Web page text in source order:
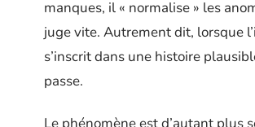
manques, il « normalise » les
juge vite. Autrement dit, lorsque
s’inscrit dans une histoire
passe.